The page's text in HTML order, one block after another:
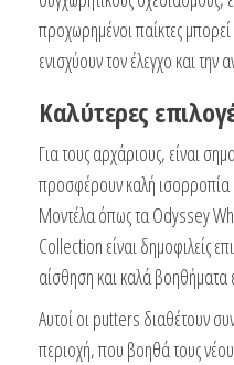
προχωρημένοι παίκτες
ενισχύουν τον έλεγχο και
Καλύτερες
Για τους αρχάριους, είναι
προσφέρουν καλή ισορροπία
Μοντέλα όπως τα Odyssey
Collection είναι δημοφιλείς
αίσθηση και καλά βοηθήματα
Αυτοί οι putters διαθέτουν
περιοχή, που βοηθά τους